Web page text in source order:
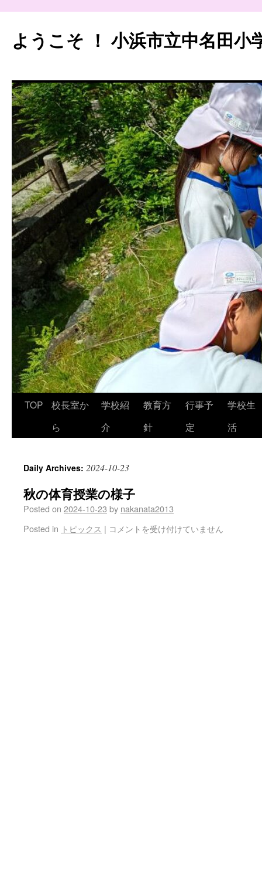
ようこそ ！ 小浜市立中名田小
TOP
校長室か
ら
学校紹
介
教育方
針
行事予
定
学校生
活
Daily Archives: 2024-10-23
秋の体育授業の様子
Posted on 2024-10-23 by nakanata2013
Posted in トピックス | コメントを受け付けていません